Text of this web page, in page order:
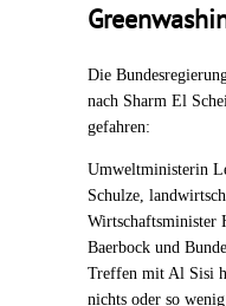
Die
nach Sharm El
gefahren:
Umweltministerin
Schulze,
Wirtschaftsminister
Baerbock und
Treffen mit Al Sisi
nichts oder so